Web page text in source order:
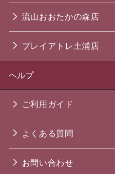
流山おおたかの森店
プレイアトレ土浦店
ヘルプ
ご利用ガイド
よくある質問
お問い合わせ